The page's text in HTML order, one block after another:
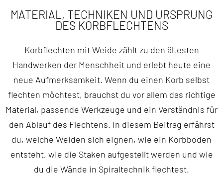
MATERIAL, TECHNIKEN UND URSPRUNG
DES KORBFLECHTENS
Korbflechten mit Weide zählt zu den ältesten
Handwerken der Menschheit und erlebt heute eine
neue Aufmerksamkeit. Wenn du einen Korb selbst
flechten möchtest, brauchst du vor allem das richtige
Material, passende Werkzeuge und ein Verständnis für
den Ablauf des Flechtens. In diesem Beitrag erfährst
du, welche Weiden sich eignen, wie ein Korbboden
entsteht, wie die Staken aufgestellt werden und wie
du die Wände in Spiraltechnik flechtest.